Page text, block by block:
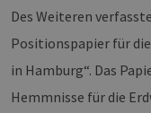
Des Weiteren
Positionspapier für
in Hamburg“. Das
Hemmnisse für die